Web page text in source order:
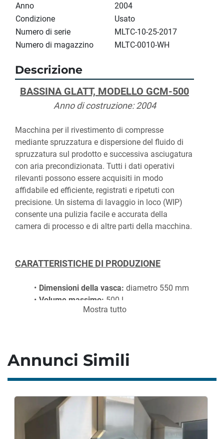
Anno
2004
Condizione
Usato
Numero di serie
MLTC-10-25-2017
Numero di magazzino
MLTC-0010-WH
Descrizione
BASSINA GLATT, MODELLO GCM-500
Anno di costruzione: 2004
Macchina per il rivestimento di compresse
mediante spruzzatura e dispersione del fluido di
spruzzatura sul prodotto e successiva asciugatura
con aria precondizionata. Tutti i dati operativi
rilevanti possono essere acquisiti in modo
affidabile ed efficiente, registrati e ripetuti con
precisione. Un sistema di lavaggio in loco (WIP)
consente una pulizia facile e accurata della
camera di processo e di altre parti della macchina.
CARATTERISTICHE DI PRODUZIONE
Dimensioni della vasca: diametro 550 mm
Volume massimo: 500 L
Capacità massima di lavoro (con densità di
CONSUMO ENERGETICO
Potenza di collegamento: circa 67 kW
Frequenza:
Portata d'aria totale:
Mostra tutto
Annunci Simili